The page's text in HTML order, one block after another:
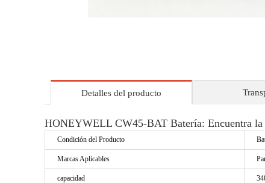
Detalles del producto
HONEYWELL CW45-BAT Batería: Encuentra
Condición del Producto
Marcas Aplicables
capacidad